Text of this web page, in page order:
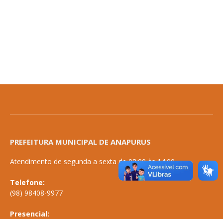
PREFEITURA MUNICIPAL DE ANAPURUS
Atendimento de segunda a sexta de 08:00 às 14:00
Telefone:
(98) 98408-9977
Presencial: